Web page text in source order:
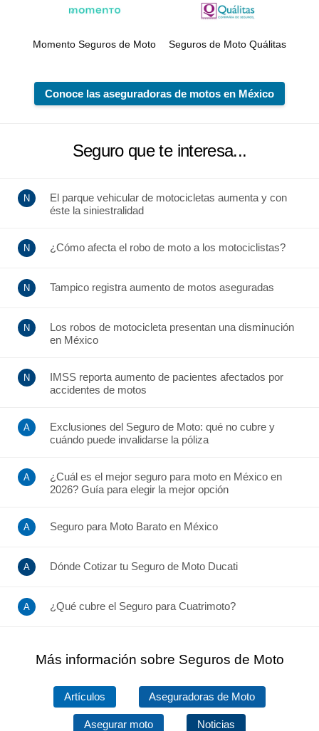
Momento Seguros de Moto Seguros de Moto Quálitas
Conoce las aseguradoras de motos en México
Seguro que te interesa...
El parque vehicular de motocicletas aumenta y con
éste la siniestralidad
¿Cómo afecta el robo de moto a los motociclistas?
Tampico registra aumento de motos aseguradas
Los robos de motocicleta presentan una disminución
en México
IMSS reporta aumento de pacientes afectados por
accidentes de motos
Exclusiones del Seguro de Moto: qué no cubre y
cuándo puede invalidarse la póliza
¿Cuál es el mejor seguro para moto en México en
2026? Guía para elegir la mejor opción
Seguro para Moto Barato en México
Dónde Cotizar tu Seguro de Moto Ducati
¿Qué cubre el Seguro para Cuatrimoto?
Más información sobre Seguros de Moto
Artículos Aseguradoras de Moto
Asegurar moto Noticias